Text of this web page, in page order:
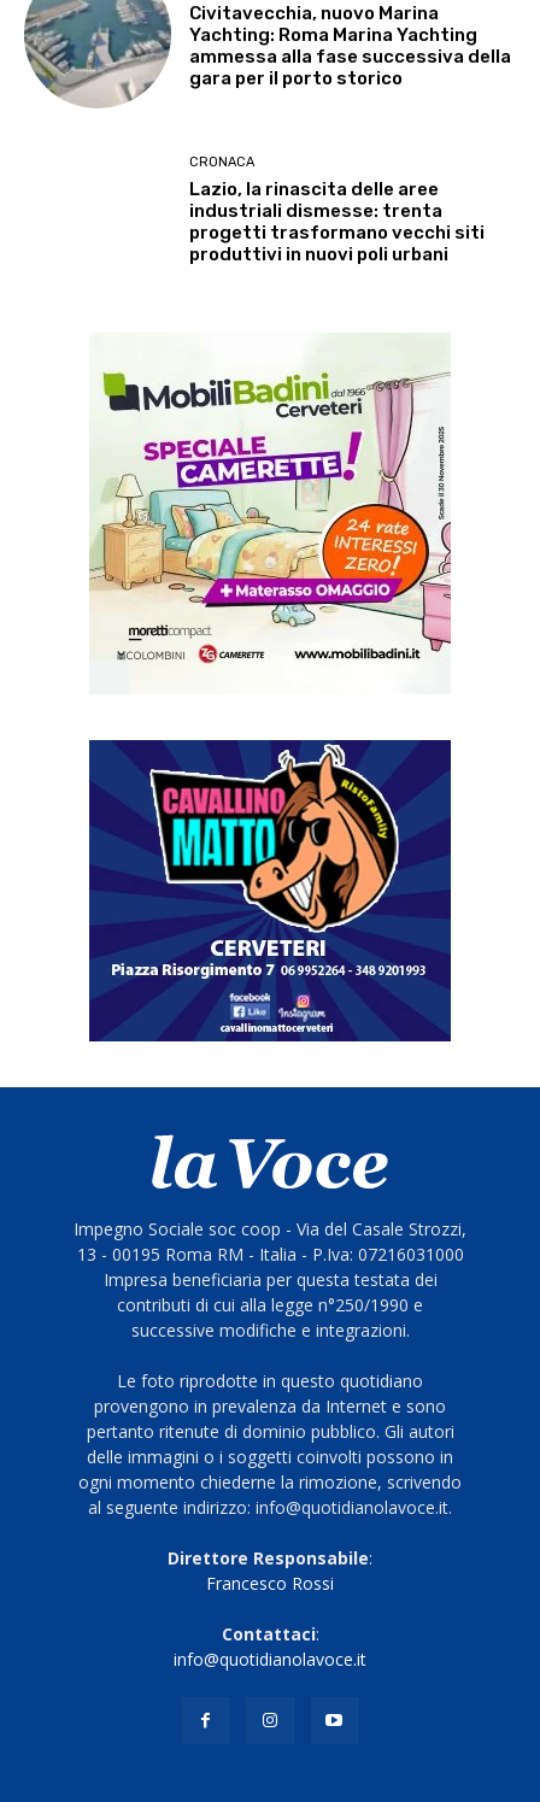
Civitavecchia, nuovo Marina
Yachting: Roma Marina Yachting
ammessa alla fase successiva della
gara per il porto storico
CRONACA
Lazio, la rinascita delle aree
industriali dismesse: trenta
progetti trasformano vecchi siti
produttivi in nuovi poli urbani
Impegno Sociale soc coop - Via del Casale Strozzi,
13 - 00195 Roma RM - Italia - P.Iva: 07216031000
Impresa beneficiaria per questa testata dei
contributi di cui alla legge n°250/1990 e
successive modifiche e integrazioni.
Le foto riprodotte in questo quotidiano
provengono in prevalenza da Internet e sono
pertanto ritenute di dominio pubblico. Gli autori
delle immagini o i soggetti coinvolti possono in
ogni momento chiederne la rimozione, scrivendo
al seguente indirizzo: info@quotidianolavoce.it.
Direttore Responsabile:
Francesco Rossi
Contattaci:
info@quotidianolavoce.it